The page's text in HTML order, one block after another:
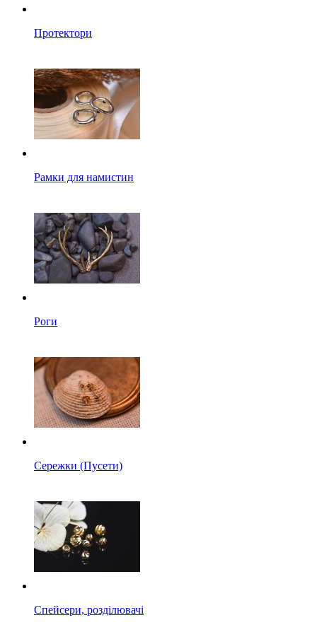
Протектори
Рамки для намистин
Роги
Сережки (Пусети)
Спейсери, розділювачі